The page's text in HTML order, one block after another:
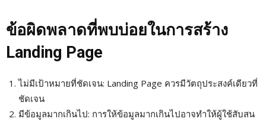
ข้อผิดพลาดที่พบบ่อยในการสร้าง
Landing Page
ไม่มีเป้าหมายที่ชัดเจน: Landing Page ควรมีวัตถุประสงค์เดียวที่
ชัดเจน
มีข้อมูลมากเกินไป: การให้ข้อมูลมากเกินไปอาจทำให้ผู้ใช้สับสน